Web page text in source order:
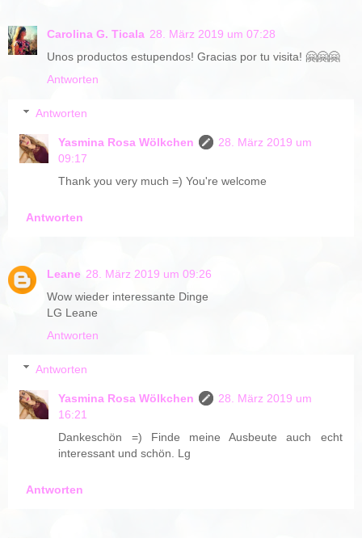
Carolina G. Ticala 28. März 2019 um 07:28
Unos productos estupendos! Gracias por tu visita! 🤗🤗🤗
Antworten
Antworten
Yasmina Rosa Wölkchen
28. März 2019 um
09:17
Thank you very much =) You're welcome
Antworten
Leane 28. März 2019 um 09:26
Wow wieder interessante Dinge
LG Leane
Antworten
Antworten
Yasmina Rosa Wölkchen
28. März 2019 um
16:21
Dankeschön =) Finde meine Ausbeute auch echt
interessant und schön. Lg
Antworten